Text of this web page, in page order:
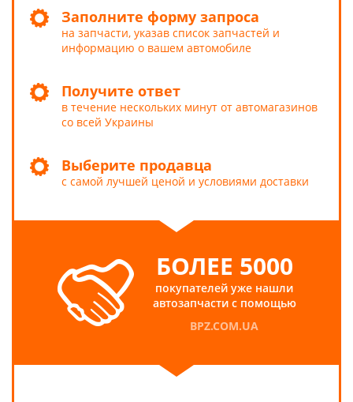
Заполните форму запроса
на запчасти, указав список запчастей и
информацию о вашем автомобиле
Получите ответ
в течение нескольких минут от автомагазинов
со всей Украины
Выберите продавца
с самой лучшей ценой и условиями доставки
БОЛЕЕ 5000
покупателей уже нашли
автозапчасти с помощью
BPZ.COM.UA